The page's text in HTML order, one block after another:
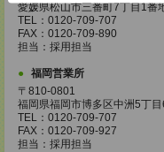
愛媛県松山市三番町7丁目1
TEL：0120-709-707
FAX：0120-709-890
担当：採用担当
福岡営業所
〒810-0801
福岡県福岡市博多区中洲5丁
TEL：0120-709-707
FAX：0120-709-927
担当：採用担当